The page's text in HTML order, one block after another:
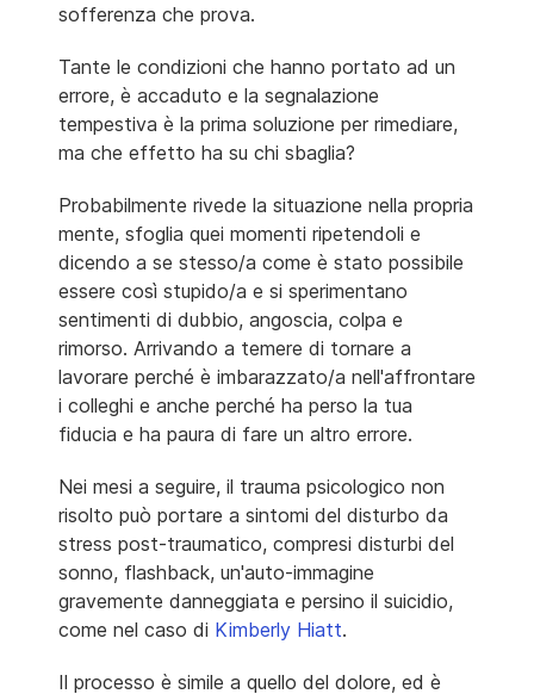
sofferenza che prova.
Tante le condizioni che hanno portato ad un
errore, è accaduto e la segnalazione
tempestiva è la prima soluzione per rimediare,
ma che effetto ha su chi sbaglia?
Probabilmente rivede la situazione nella propria
mente, sfoglia quei momenti ripetendoli e
dicendo a se stesso/a come è stato possibile
essere così stupido/a e si sperimentano
sentimenti di dubbio, angoscia, colpa e
rimorso. Arrivando a temere di tornare a
lavorare perché è imbarazzato/a nell'affrontare
i colleghi e anche perché ha perso la tua
fiducia e ha paura di fare un altro errore.
Nei mesi a seguire, il trauma psicologico non
risolto può portare a sintomi del disturbo da
stress post-traumatico, compresi disturbi del
sonno, flashback, un'auto-immagine
gravemente danneggiata e persino il suicidio,
come nel caso di Kimberly Hiatt.
Il processo è simile a quello del dolore, ed è